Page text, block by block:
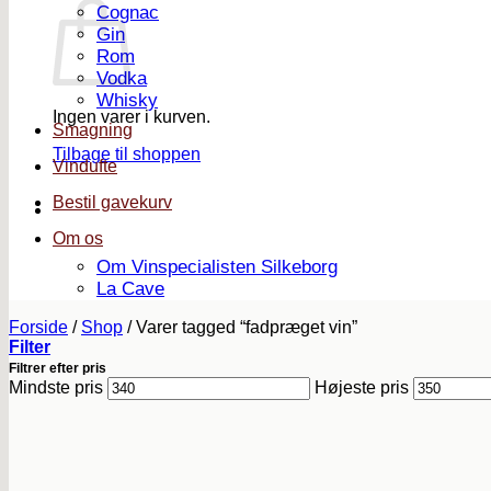
Ingen varer i kurven.
Tilbage til shoppen
Cognac
Gin
Rom
Vodka
Whisky
Smagning
Vindufte
Bestil gavekurv
Om os
Om Vinspecialisten Silkeborg
La Cave
Forside / Shop /Varer tagged “fadpræget vin”
Filter
Filtrer efter pris
Mindste pris Højeste pris